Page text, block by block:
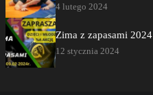
4 lutego 2024
Zima z zapasami 2024
12 stycznia 2024